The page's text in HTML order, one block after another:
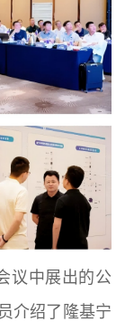
议中展出的公
介绍了隆基宁